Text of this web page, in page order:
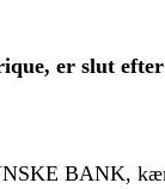
er slut
BANK,